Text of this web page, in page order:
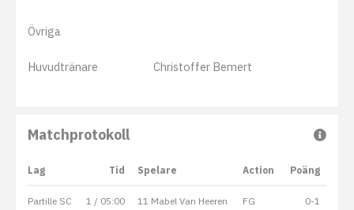
Övriga
Huvudtränare Christoffer Bemert
Matchprotokoll
Lag Tid Spelare Action Poäng
Partille SC 1 / 05:00 11 Mabel Van Heeren FG 0-1